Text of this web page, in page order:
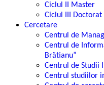
Ciclul II Master
Ciclul III Doctorat
Cercetare
Centrul de
Centrul de
Brătianu”
Centrul de Studii
Centrul studiilor